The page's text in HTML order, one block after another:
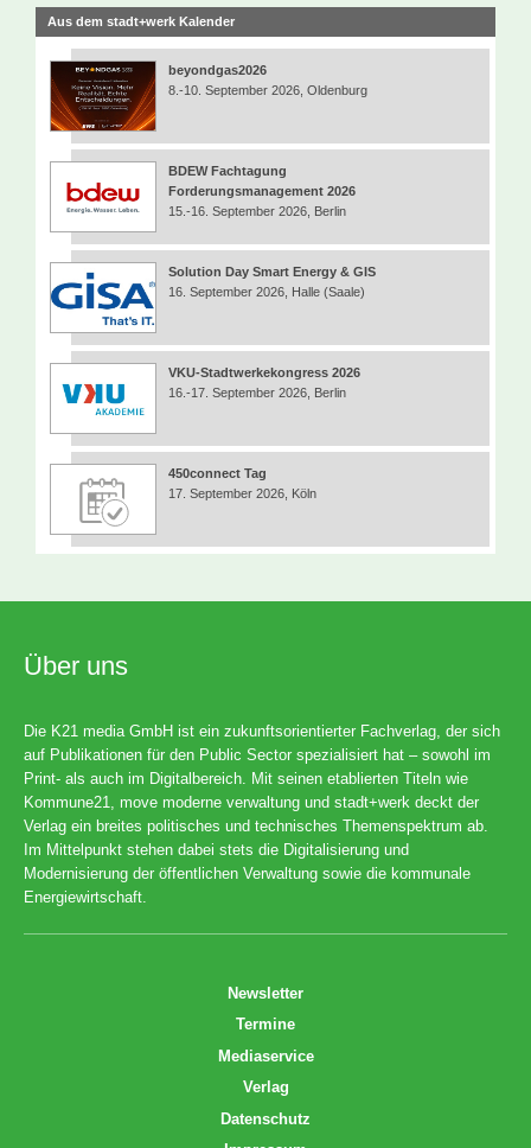
Aus dem stadt+werk Kalender
beyondgas2026
8.-10. September 2026, Oldenburg
BDEW Fachtagung
Forderungsmanagement 2026
15.-16. September 2026, Berlin
Solution Day Smart Energy & GIS
16. September 2026, Halle (Saale)
VKU-Stadtwerkekongress 2026
16.-17. September 2026, Berlin
450connect Tag
17. September 2026, Köln
Über uns
Die K21 media GmbH ist ein zukunftsorientierter Fachverlag, der sich
auf Publikationen für den Public Sector spezialisiert hat – sowohl im
Print- als auch im Digitalbereich. Mit seinen etablierten Titeln wie
Kommune21, move moderne verwaltung und stadt+werk deckt der
Verlag ein breites politisches und technisches Themenspektrum ab.
Im Mittelpunkt stehen dabei stets die Digitalisierung und
Modernisierung der öffentlichen Verwaltung sowie die kommunale
Energiewirtschaft.
Newsletter
Termine
Mediaservice
Verlag
Datenschutz